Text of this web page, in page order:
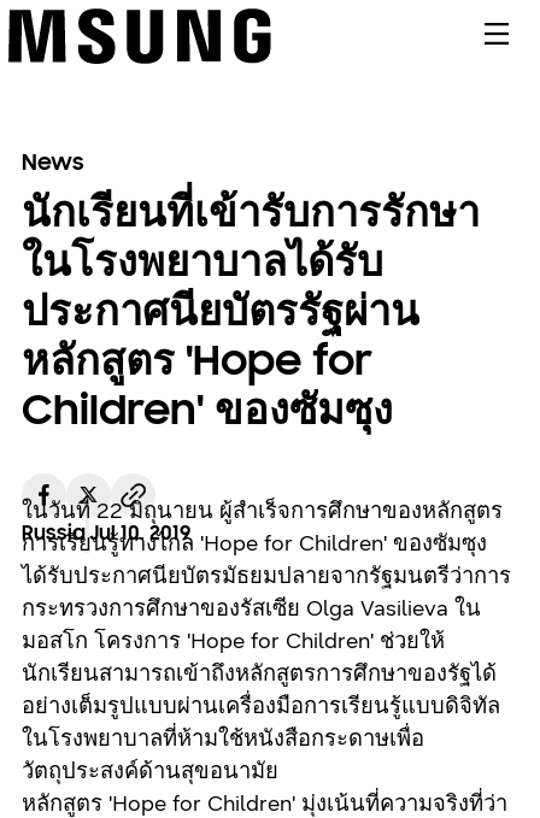
News
นักเรียนที่เข้ารับการรักษา
ในโรงพยาบาลได้รับ
ประกาศนียบัตรรัฐผ่าน
หลักสูตร 'Hope for
Children' ของซัมซุง
RussiaJul 10. 2019
ในวันที่ 22 มิถุนายน ผู้สำเร็จการศึกษาของหลักสูตร
การเรียนรู้ทางไกล 'Hope for Children' ของซัมซุง
ได้รับประกาศนียบัตรมัธยมปลายจากรัฐมนตรีว่าการ
กระทรวงการศึกษาของรัสเซีย Olga Vasilieva ใน
มอสโก โครงการ 'Hope for Children' ช่วยให้
นักเรียนสามารถเข้าถึงหลักสูตรการศึกษาของรัฐได้
อย่างเต็มรูปแบบผ่านเครื่องมือการเรียนรู้แบบดิจิทัล
ในโรงพยาบาลที่ห้ามใช้หนังสือกระดาษเพื่อ
วัตถุประสงค์ด้านสุขอนามัย
หลักสูตร 'Hope for Children' มุ่งเน้นที่ความจริงที่ว่า